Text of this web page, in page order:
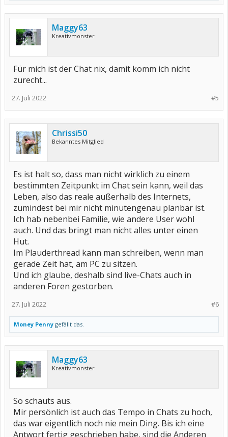
Maggy63
Kreativmonster
Für mich ist der Chat nix, damit komm ich nicht
zurecht...
#5
27. Juli 2022
Chrissi50
Bekanntes Mitglied
Es ist halt so, dass man nicht wirklich zu einem
bestimmten Zeitpunkt im Chat sein kann, weil das
Leben, also das reale außerhalb des Internets,
zumindest bei mir nicht minutengenau planbar ist.
Ich hab nebenbei Familie, wie andere User wohl
auch. Und das bringt man nicht alles unter einen
Hut.
Im Plauderthread kann man schreiben, wenn man
gerade Zeit hat, am PC zu sitzen.
Und ich glaube, deshalb sind live-Chats auch in
anderen Foren gestorben.
#6
27. Juli 2022
Money Penny gefällt das.
Maggy63
Kreativmonster
So schauts aus.
Mir persönlich ist auch das Tempo in Chats zu hoch,
das war eigentlich noch nie mein Ding. Bis ich eine
Antwort fertig geschrieben habe, sind die Anderen